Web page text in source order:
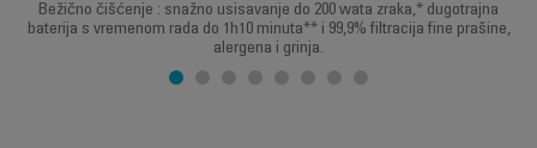
Bežično čišćenje : snažno usisavanje do 200 wata zraka,* dugotrajna
baterija s vremenom rada do 1h10 minuta** i 99,9% filtracija fine prašine,
alergena i grinja.